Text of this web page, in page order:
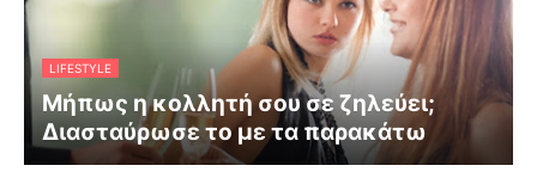
LIFESTYLE
Μήπως η κολλητή σου σε ζηλεύει;
Διασταύρωσε το με τα παρακάτω